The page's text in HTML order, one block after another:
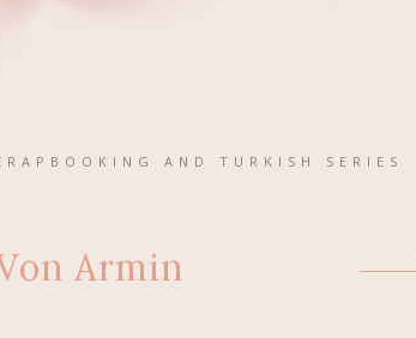
AND TURKISH SERIES
Armin